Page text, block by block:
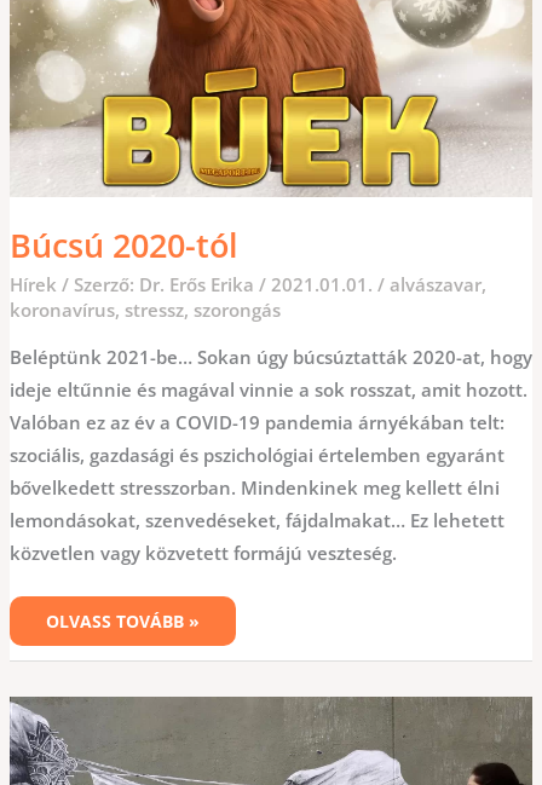
Búcsú 2020-tól
Hírek / Szerző: Dr. Erős Erika / 2021.01.01. / alvászavar,
koronavírus, stressz, szorongás
Beléptünk 2021-be… Sokan úgy búcsúztatták 2020-at, hogy
ideje eltűnnie és magával vinnie a sok rosszat, amit hozott.
Valóban ez az év a COVID-19 pandemia árnyékában telt:
szociális, gazdasági és pszichológiai értelemben egyaránt
bővelkedett stresszorban. Mindenkinek meg kellett élni
lemondásokat, szenvedéseket, fájdalmakat… Ez lehetett
közvetlen vagy közvetett formájú veszteség.
OLVASS TOVÁBB »
KORONAVÍRUS
ÉS
LELKI
PROBLÉMÁK